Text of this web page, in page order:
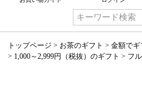
トップページ お茶のギフト
金額でギ
1,000～2,999円（税抜）のギフト
フ